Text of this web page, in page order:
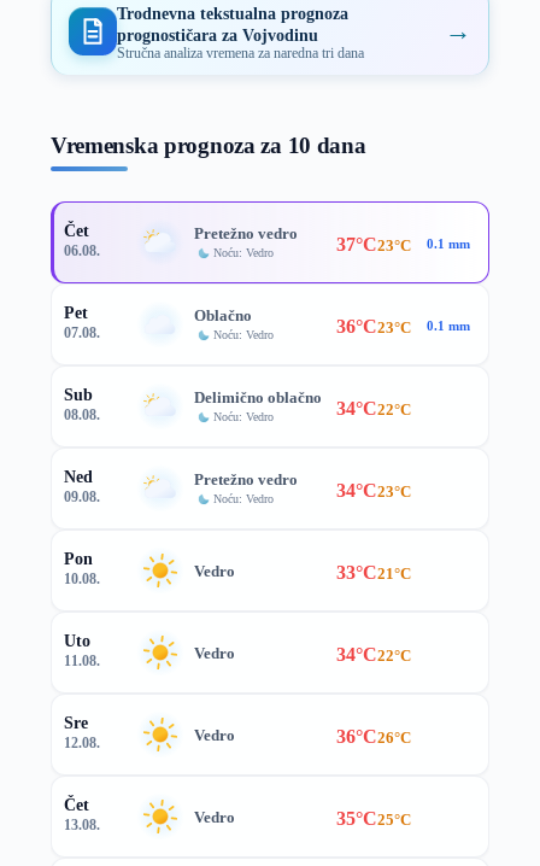
Trodnevna tekstualna prognoza
prognostičara za Vojvodinu
Stručna analiza vremena za naredna tri dana
→
Vremenska prognoza za 10 dana
Čet
06.08.
Pretežno vedro
Noću: Vedro 37°C23°C 0.1 mm
Pet
07.08.
Oblačno
Noću: Vedro 36°C23°C 0.1 mm
Sub
08.08.
Delimično oblačno
Noću: Vedro 34°C22°C
Ned
09.08.
Pretežno vedro
Noću: Vedro 34°C23°C
Pon
10.08. Vedro 33°C21°C
Uto
11.08. Vedro 34°C22°C
Sre
12.08. Vedro 36°C26°C
Čet
13.08. Vedro 35°C25°C